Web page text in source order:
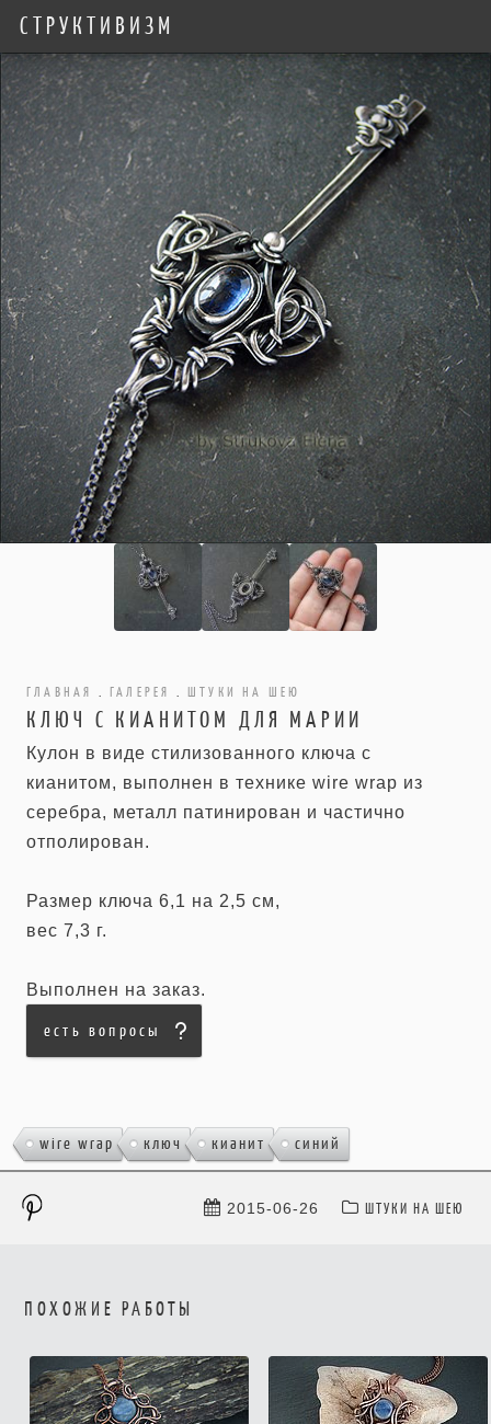
СТРУКТИВИЗМ
ГЛАВНАЯ .ГАЛЕРЕЯ .ШТУКИ НА ШЕЮ
КЛЮЧ С КИАНИТОМ ДЛЯ МАРИИ
Кулон в виде стилизованного ключа с
кианитом, выполнен в технике wire wrap из
серебра, металл патинирован и частично
отполирован.
Размер ключа 6,1 на 2,5 см,
вес 7,3 г.
Выполнен на заказ.
есть вопросы
wire wrap , ключ , кианит , синий
2015-06-26 ШТУКИ НА ШЕЮ
ПОХОЖИЕ РАБОТЫ